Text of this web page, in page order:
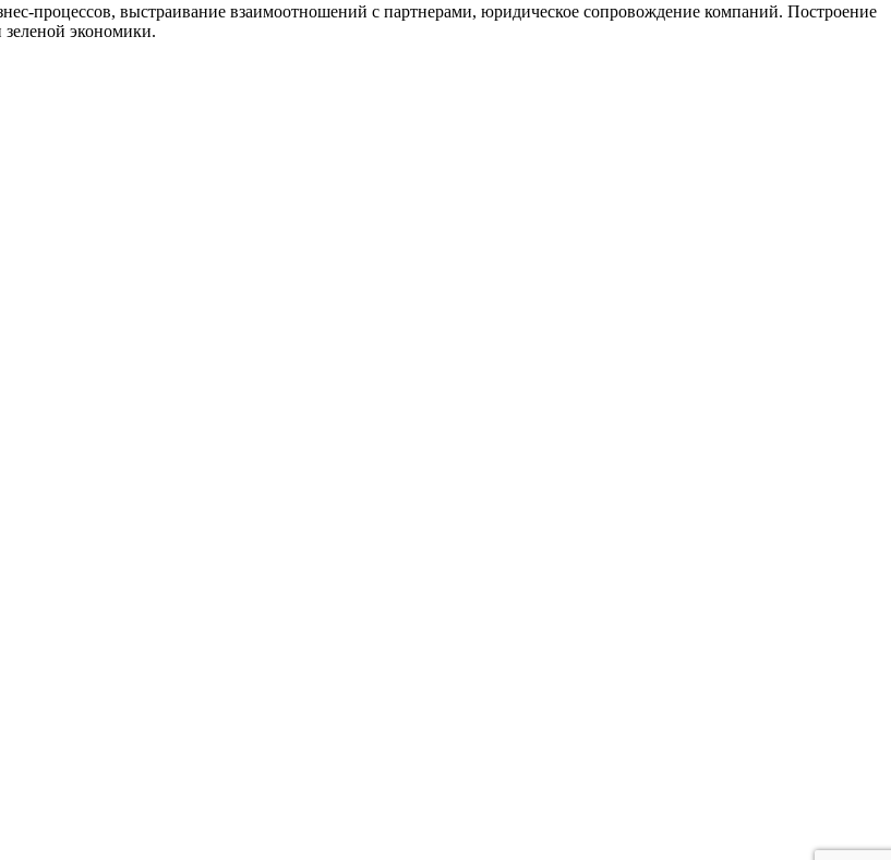
процессов, выстраивание взаимоотношений с партнерами, юридическое сопровождение компаний. Построение
зеленой экономики.